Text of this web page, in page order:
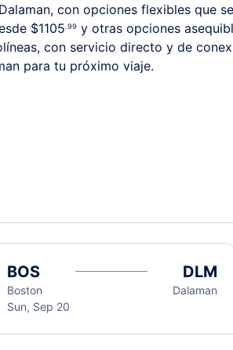
con opciones flexibles que
$1105.99 y otras opciones
con servicio directo y de
para tu próximo viaje.
BOS
Boston
Sun, Sep 20
DLM
Dalaman